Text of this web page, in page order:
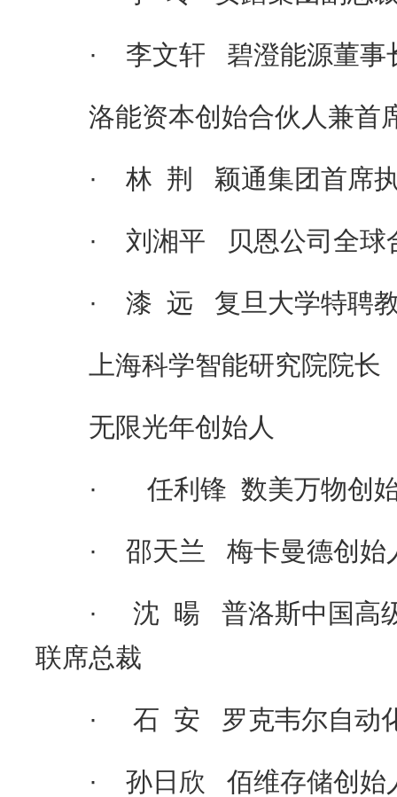
· 李文轩 碧澄能源董事
洛能资本创始合伙人兼首
· 林 荆 颖通集团首席执
· 刘湘平 贝恩公司全球
· 漆 远 复旦大学特聘
上海科学智能研究院院长
无限光年创始人
· 任利锋 数美万物创
· 邵天兰 梅卡曼德创始
· 沈 暘 普洛斯中国高级
联席总裁
· 石 安 罗克韦尔自动化
· 孙日欣 佰维存储创始